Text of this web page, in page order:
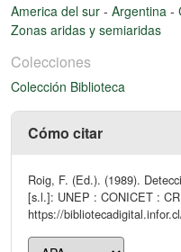
America del sur - Argentina -
Zonas aridas y semiaridas
Colecciones
Colección Biblioteca
Cómo citar
Roig, F. (Ed.). (1989).
[s.l.]: UNEP : CONICET :
https://